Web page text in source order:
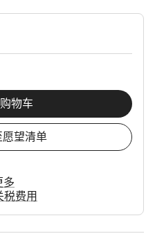
物车
愿望清单
多
税费用